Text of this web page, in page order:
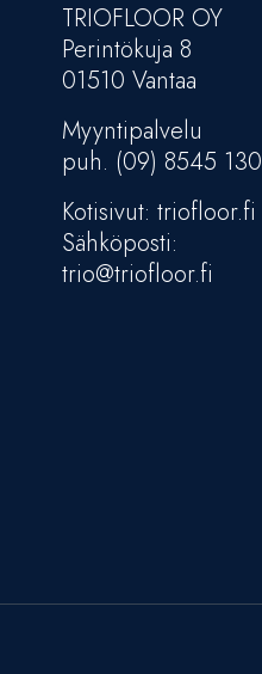
TRIOFLOOR OY
Perintökuja 8
01510 Vantaa
Myyntipalvelu
puh. (09) 8545 130
Kotisivut: triofloor.fi
Sähköposti:
trio@triofloor.fi